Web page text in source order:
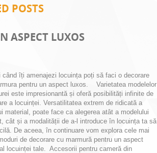
POSTS
ASPECT LUXOS
când îți amenajezi locuința poți să faci o decorare
pentru un aspect luxos. Varietatea modelelor
este impresionantă și oferă posibilități infinite de
a locuinței. Versatilitatea extrem de ridicată a
material, poate face ca alegerea atât a modelului
cât și a modalității de a-l introduce în locuința ta să
De aceea, în continuare vom explora cele mai
de decorare cu marmură pentru un aspect
locuinței tale. Accesorii pentru cameră din